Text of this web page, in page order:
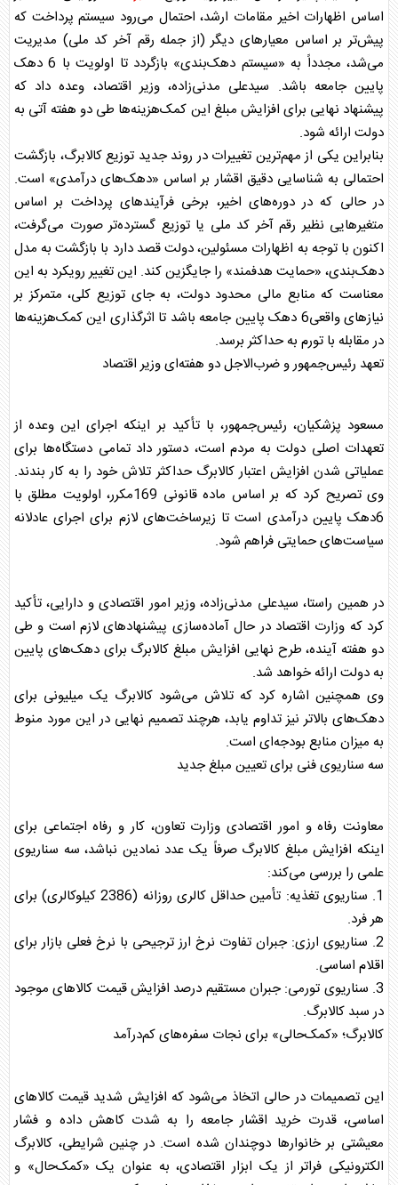
اساس اظهارات اخیر مقامات ارشد، احتمال می‌رود سیستم پرداخت که
پیش‌تر بر اساس معیارهای دیگر (از جمله رقم آخر کد ملی) مدیریت
می‌شد، مجدداً به «سیستم دهک‌بندی» بازگردد تا اولویت با 6 دهک
پایین جامعه باشد. سیدعلی مدنی‌زاده، وزیر اقتصاد، وعده داد که
پیشنهاد نهایی برای افزایش مبلغ این کمک‌هزینه‌ها طی دو هفته آتی به
دولت ارائه شود.
بنابراین یکی از مهم‌ترین تغییرات در روند جدید توزیعکالابرگ، بازگشت
احتمالی به شناسایی دقیق اقشار بر اساس «دهک‌های درآمدی» است.
در حالی که در دوره‌های اخیر، برخی فرآیندهای پرداخت بر اساس
متغیرهایی نظیر رقم آخر کد ملی یا توزیع گسترده‌تر صورت می‌گرفت،
اکنون با توجه به اظهارات مسئولین، دولت قصد دارد با بازگشت به مدل
دهک‌بندی، «حمایت هدفمند» را جایگزین کند. این تغییر رویکرد به این
معناست که منابع مالی محدود دولت، به جای توزیع کلی، متمرکز بر
نیازهای واقعی6 دهک پایین جامعه باشد تا اثرگذاری این کمک‌هزینه‌ها
در مقابله با تورم به حداکثر برسد.
تعهد رئیس‌جمهور و ضرب‌الاجل دو هفته‌ای وزیر اقتصاد
مسعود پزشکیان، رئیس‌جمهور، با تأکید بر اینکه اجرای این وعده از
تعهدات اصلی دولت به مردم است، دستور داد تمامی دستگاه‌ها برای
عملیاتی شدن افزایش اعتبارکالابرگ حداکثر تلاش خود را به کار بندند.
وی تصریح کرد که بر اساس ماده قانونی 169مکرر، اولویت مطلق با
6دهک پایین درآمدی است تا زیرساخت‌های لازم برای اجرای عادلانه
سیاست‌های حمایتی فراهم شود.
در همین راستا، سیدعلی مدنی‌زاده، وزیر امور اقتصادی و دارایی، تأکید
کرد که وزارت اقتصاد در حال آماده‌سازی پیشنهادهای لازم است و طی
دو هفته آینده، طرح نهایی افزایش مبلغ کالابرگ برای دهک‌های پایین
به دولت ارائه خواهد شد.
وی همچنین اشاره کرد که تلاش می‌شود کالابرگ یک میلیونی برای
دهک‌های بالاتر نیز تداوم یابد، هرچند تصمیم نهایی در این مورد منوط
به میزان منابع بودجه‌ای است.
سه سناریوی فنی برای تعیین مبلغ جدید
معاونت رفاه و امور اقتصادی وزارت تعاون، کار و رفاه اجتماعی برای
اینکه افزایش مبلغ کالابرگ صرفاً یک عدد نمادین نباشد، سه سناریوی
علمی را بررسی می‌کند:
1. سناریوی تغذیه: تأمین حداقل کالری روزانه (2386 کیلوکالری) برای
هر فرد.
2. سناریوی ارزی: جبران تفاوت نرخ ارز ترجیحی با نرخ فعلی بازار برای
اقلام اساسی.
3. سناریوی تورمی: جبران مستقیم درصد افزایش قیمت کالاهای موجود
در سبد کالابرگ.
کالابرگ؛ «کمک‌حالی» برای نجات سفره‌های کم‌درآمد
این تصمیمات در حالی اتخاذ می‌شود که افزایش شدید قیمت کالاهای
اساسی، قدرت خرید اقشار جامعه را به شدت کاهش داده و فشار
معیشتی بر خانوارها دوچندان شده است. در چنین شرایطی، کالابرگ
الکترونیکی فراتر از یک ابزار اقتصادی، به عنوان یک «کمک‌حال» و